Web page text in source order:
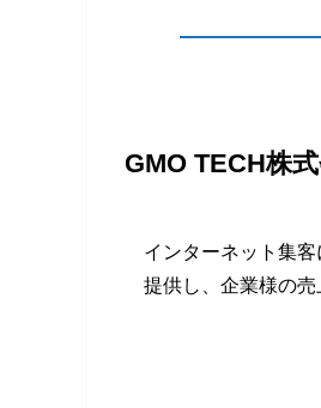
GMO TECH株
インターネット集
提供し、企業様の